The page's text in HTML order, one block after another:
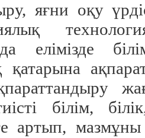
яғни оқу
елімізде
білім,
артып, мазмұны